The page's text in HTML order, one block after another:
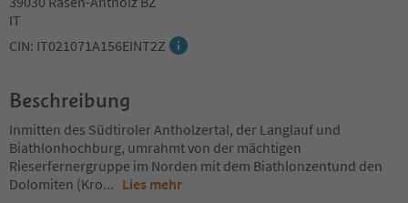
IT
CIN: IT021071A156EINT2Z
Beschreibung
Inmitten des Südtiroler Antholzertal, der Langlauf und
Biathlonhochburg, umrahmt von der mächtigen
Rieserfernergruppe im Norden mit dem Biathlonzentund den
Dolomiten (Kro... Lies mehr